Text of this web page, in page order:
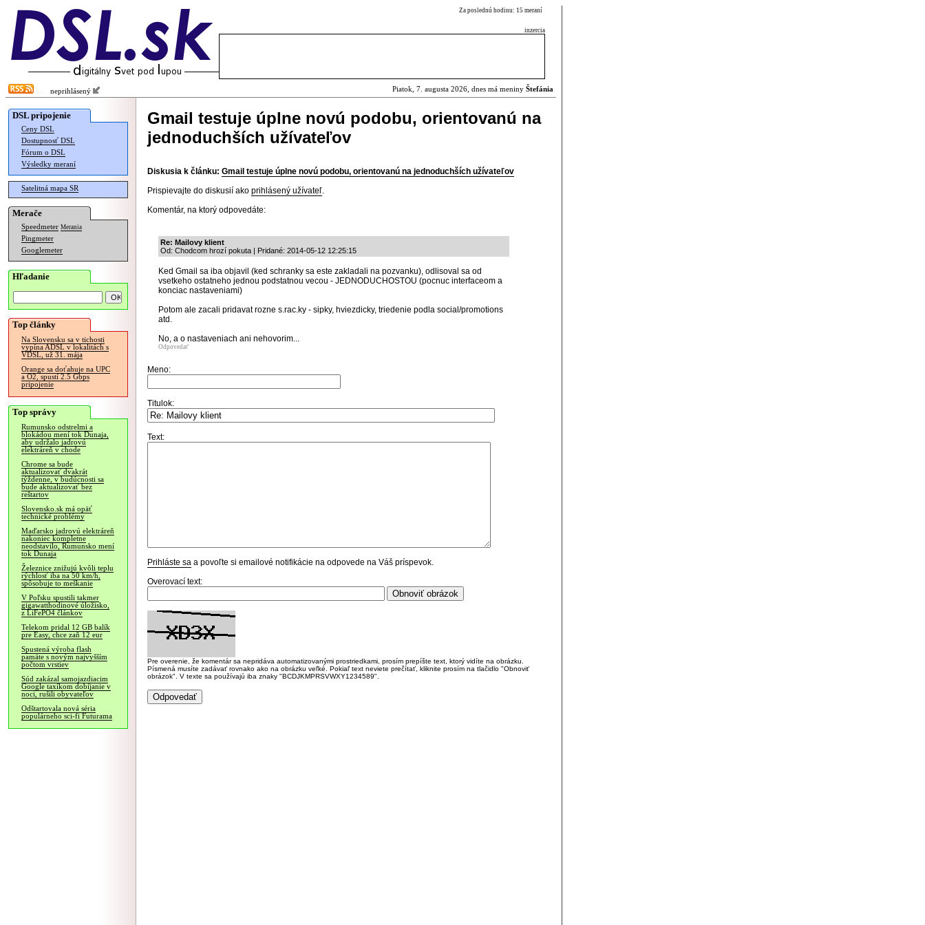
Za poslednú hodinu: 15 meraní
inzercia
neprihlásený Piatok, 7. augusta 2026, dnes má meniny Štefánia
DSL pripojenie
Ceny DSL
Dostupnosť DSL
Fórum o DSL
Výsledky meraní
Satelitná mapa SR
Merače
Speedmeter Merania
Pingmeter
Googlemeter
Hľadanie
Top články
Na Slovensku sa v tichosti
vypína ADSL v lokalitách s
VDSL, už 31. mája
Orange sa doťahuje na UPC
a O2, spustí 2.5 Gbps
pripojenie
Top správy
Rumunsko odstrelmi a
blokádou mení tok Dunaja,
aby udržalo jadrovú
elektráreň v chode
Chrome sa bude
aktualizovať dvakrát
týždenne, v budúcnosti sa
bude aktualizovať bez
reštartov
Slovensko.sk má opäť
technické problémy
Maďarsko jadrovú elektráreň
nakoniec kompletne
neodstavilo, Rumunsko mení
tok Dunaja
Železnice znižujú kvôli teplu
rýchlosť iba na 50 km/h,
spôsobuje to meškanie
V Poľsku spustili takmer
gigawatthodinové úložisko,
z LiFePO4 článkov
Telekom pridal 12 GB balík
pre Easy, chce zaň 12 eur
Spustená výroba flash
pamäte s novým najvyšším
počtom vrstiev
Súd zakázal samojazdiacim
Google taxíkom dobíjanie v
noci, rušili obyvateľov
Odštartovala nová séria
populárneho sci-fi Futurama
Gmail testuje úplne novú podobu, orientovanú na
jednoduchších užívateľov
Diskusia k článku: Gmail testuje úplne novú podobu, orientovanú na jednoduchších užívateľov
Prispievajte do diskusií ako prihlásený užívateľ.
Komentár, na ktorý odpovedáte:
Re: Mailovy klient
Od: Chodcom hrozí pokuta | Pridané: 2014-05-12 12:25:15
Ked Gmail sa iba objavil (ked schranky sa este zakladali na pozvanku), odlisoval sa od
vsetkeho ostatneho jednou podstatnou vecou - JEDNODUCHOSTOU (pocnuc interfaceom a
konciac nastaveniami)
Potom ale zacali pridavat rozne s.rac.ky - sipky, hviezdicky, triedenie podla social/promotions
atd.
No, a o nastaveniach ani nehovorim...
Odpovedať
Meno:
Titulok:
Text:
Prihláste sa a povoľte si emailové notifikácie na odpovede na Váš príspevok.
Overovací text:
Pre overenie, že komentár sa nepridáva automatizovanými prostriedkami, prosím prepíšte text, ktorý vidíte na obrázku.
Písmená musíte zadávať rovnako ako na obrázku veľké. Pokiaľ text neviete prečítať, kliknite prosím na tlačidlo "Obnoviť
obrázok". V texte sa používajú iba znaky "BCDJKMPRSVWXY1234589".